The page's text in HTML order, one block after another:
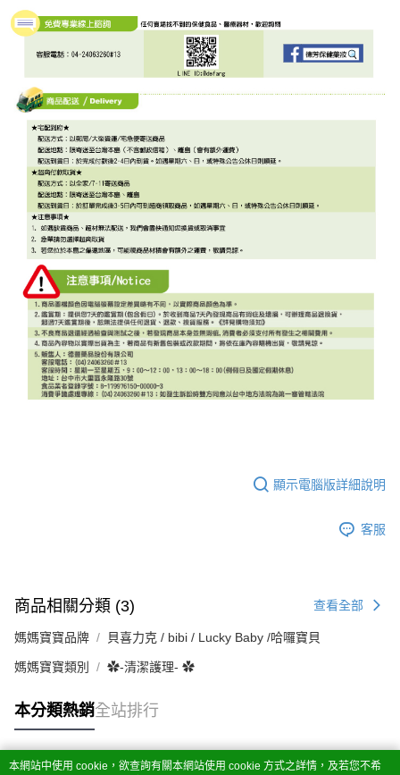
顯示電腦版詳細說明
客服
商品相關分類 (3) 查看全部
媽媽寶寶品牌 貝喜力克 / bibi / Lucky Baby /哈囉寶貝
媽媽寶寶類別 ✿-清潔護理- ✿
本分類熱銷全站排行
本網站中使用 cookie，欲查詢有關本網站使用 cookie 方式之詳情，及若您不希